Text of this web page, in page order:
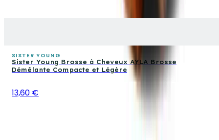
SISTER YOUNG
Sister Young Brosse à Cheveux AYLA Brosse
Démêlante Compacte et Légère
13,60 €